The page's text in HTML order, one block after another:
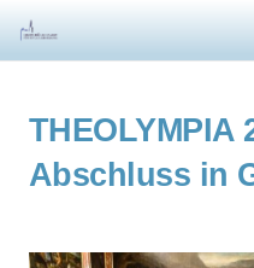
THEOLYMPIA
Abschluss in